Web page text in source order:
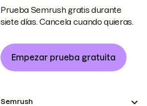
Prueba Semrush gratis durante
siete días. Cancela cuando quieras.
Empezar prueba gratuita
Semrush